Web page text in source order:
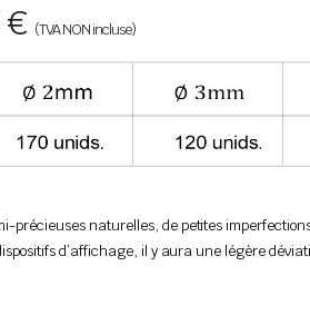
€ (TVA NON incluse)
précieuses naturelles, de petites
d’affichage, il y aura une légère